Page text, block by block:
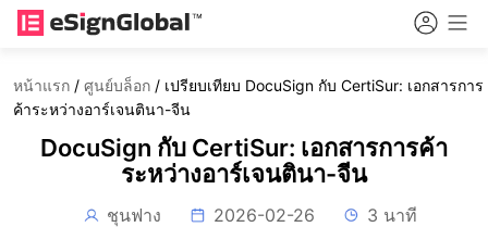
หน้าแรก / ศูนย์บล็อก / เปรียบเทียบ DocuSign กับ CertiSur: เอกสารการ
ค้าระหว่างอาร์เจนตินา-จีน
DocuSign กับ CertiSur: เอกสารการค้า
ระหว่างอาร์เจนตินา-จีน
ชุนฟาง 2026-02-26 3 นาที